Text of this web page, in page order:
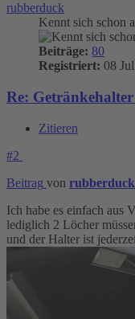
rubberduck
Kennt sich schon
Beiträge: 80
Registriert: 08
Re:
Zitieren
#2
Beitrag von rubberduck
Ich habe es einfach aus
lediglich 2 Löcher
und der Halter ist